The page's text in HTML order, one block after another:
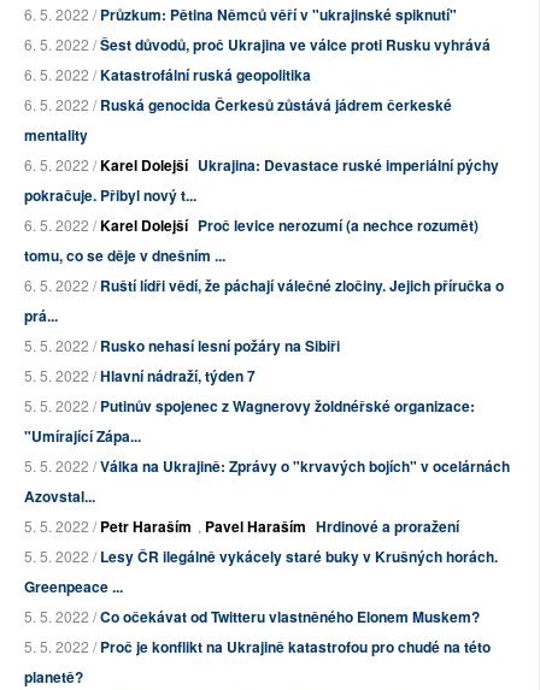
6. 5. 2022 /Průzkum: Pětina Němců věří v "ukrajinské spiknutí"
6. 5. 2022 /Šest důvodů, proč Ukrajina ve válce proti Rusku vyhrává
6. 5. 2022 /Katastrofální ruská geopolitika
6. 5. 2022 /Ruská genocida Čerkesů zůstává jádrem čerkeské
mentality
6. 5. 2022 /Karel Dolejší Ukrajina: Devastace ruské imperiální pýchy
pokračuje. Přibyl nový t...
6. 5. 2022 /Karel Dolejší Proč levice nerozumí (a nechce rozumět)
tomu, co se děje v dnešním ...
6. 5. 2022 /Ruští lídři vědí, že páchají válečné zločiny. Jejich příručka o
prá...
5. 5. 2022 /Rusko nehasí lesní požáry na Sibiři
5. 5. 2022 /Hlavní nádraží, týden 7
5. 5. 2022 /Putinův spojenec z Wagnerovy žoldnéřské organizace:
"Umírající Zápa...
5. 5. 2022 /Válka na Ukrajině: Zprávy o "krvavých bojích" v ocelárnách
Azovstal...
5. 5. 2022 /Petr Haraším , Pavel Haraším Hrdinové a proražení
5. 5. 2022 /Lesy ČR ilegálně vykácely staré buky v Krušných horách.
Greenpeace ...
5. 5. 2022 /Co očekávat od Twitteru vlastněného Elonem Muskem?
5. 5. 2022 /Proč je konflikt na Ukrajině katastrofou pro chudé na této
planetě?